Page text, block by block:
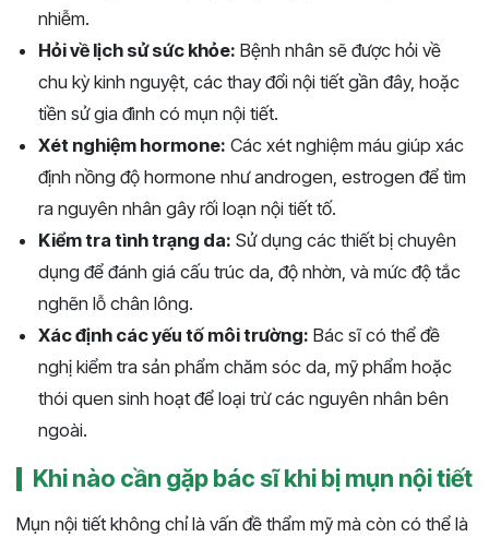
nhiễm.
Hỏi về lịch sử sức khỏe: Bệnh nhân sẽ được hỏi về
chu kỳ kinh nguyệt, các thay đổi nội tiết gần đây, hoặc
tiền sử gia đình có mụn nội tiết.
Xét nghiệm hormone: Các xét nghiệm máu giúp xác
định nồng độ hormone như androgen, estrogen để tìm
ra nguyên nhân gây rối loạn nội tiết tố.
Kiểm tra tình trạng da: Sử dụng các thiết bị chuyên
dụng để đánh giá cấu trúc da, độ nhờn, và mức độ tắc
nghẽn lỗ chân lông.
Xác định các yếu tố môi trường: Bác sĩ có thể đề
nghị kiểm tra sản phẩm chăm sóc da, mỹ phẩm hoặc
thói quen sinh hoạt để loại trừ các nguyên nhân bên
ngoài.
Khi nào cần gặp bác sĩ khi bị mụn nội tiết
Mụn nội tiết không chỉ là vấn đề thẩm mỹ mà còn có thể là